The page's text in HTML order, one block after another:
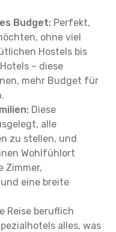
Budget: Perfekt,
ohne viel
Hostels bis
– diese
mehr Budget für
Diese
alle
zu stellen, und
Wohlfühlort
Zimmer,
eine breite
Reise beruflich
alles, was